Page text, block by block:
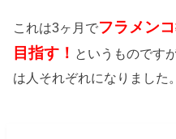
これは3ヶ月でフラメン
目指す！ というものです
は人それぞれになりました。